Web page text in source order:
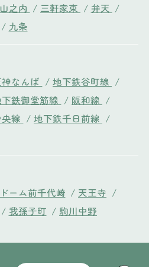
山之内 / 三軒家東 / 弁天 /
/ 九条
なんば / 地下鉄谷町線 /
鉄御堂筋線 / 阪和線 /
線 / 地下鉄千日前線 /
ドーム前千代崎 / 天王寺 /
/ 我孫子町 / 駒川中野